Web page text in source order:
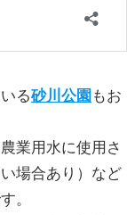
る砂川公園 もお
業用水に使用さ
場合あり）など
。